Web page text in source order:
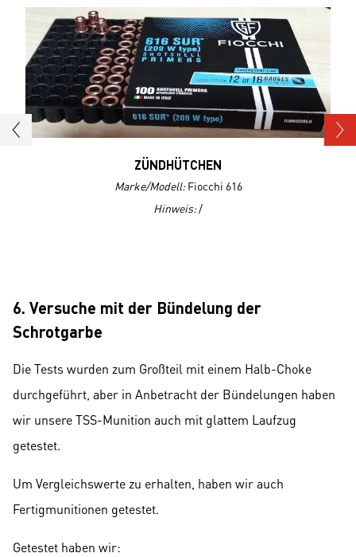
ZÜNDHÜTCHEN
Marke/Modell:Fiocchi 616
Hinweis:/
6. Versuche mit der Bündelung der
Schrotgarbe
Die Tests wurden zum Großteil mit einem Halb-Choke
durchgeführt, aber in Anbetracht der Bündelungen haben
wir unsere TSS-Munition auch mit glattem Laufzug
getestet.
Um Vergleichswerte zu erhalten, haben wir auch
Fertigmunitionen getestet.
Getestet haben wir: